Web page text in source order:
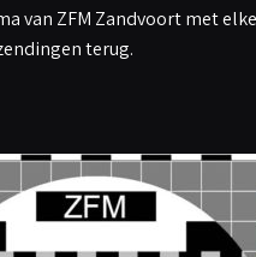
van ZFM Zandvoort met
terug.